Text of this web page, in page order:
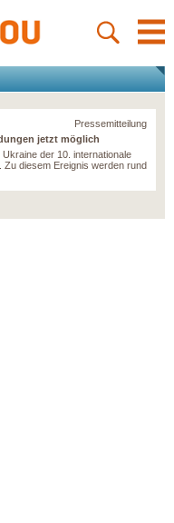
Pressemitteilung
jetzt möglich
der 10. internationale
diesem Ereignis werden rund